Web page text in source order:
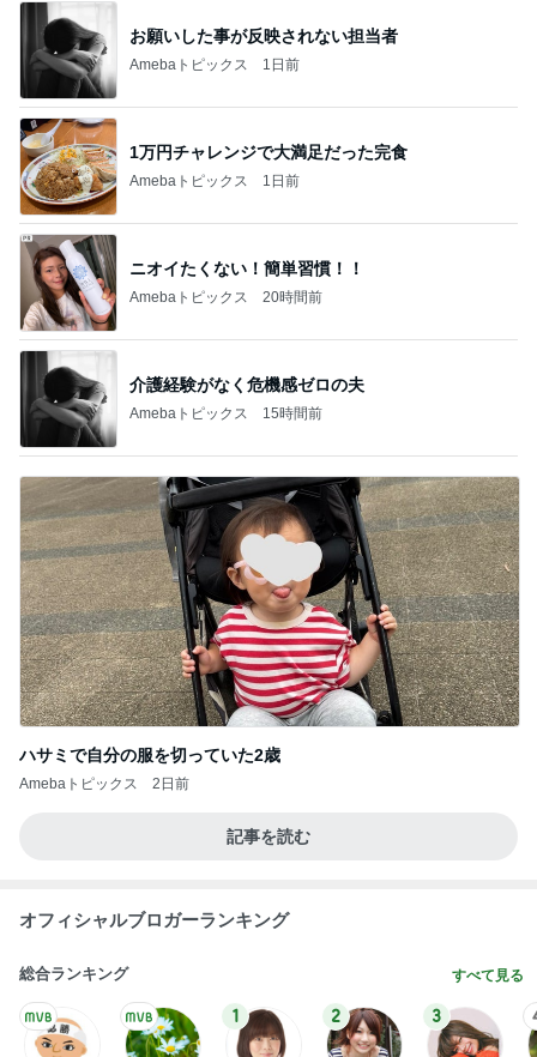
お願いした事が反映されない担当者
Amebaトピックス 1日前
1万円チャレンジで大満足だった完食
Amebaトピックス 1日前
ニオイたくない！簡単習慣！！
Amebaトピックス 20時間前
介護経験がなく危機感ゼロの夫
Amebaトピックス 15時間前
ハサミで自分の服を切っていた2歳
Amebaトピックス 2日前
記事を読む
オフィシャルブロガーランキング
総合ランキング すべて見る
1 2 3